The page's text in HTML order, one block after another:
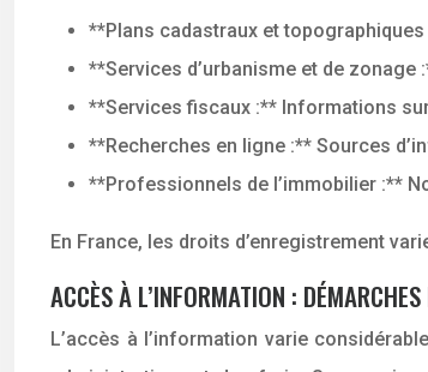
**Plans cadastraux et
**Services d’urbanisme et de zonage
**Services fiscaux :** Informations
**Recherches en ligne :** Sources
**Professionnels de l’immobilier :**
En France, les droits d’enregistrement
ACCÈS À L’INFORMATION :
L’accès à l’information varie